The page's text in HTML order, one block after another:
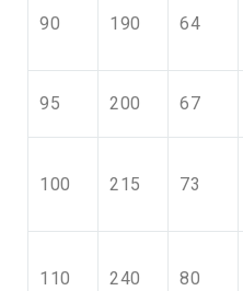
90 190 64
95 200 67
100 215 73
110 240 80